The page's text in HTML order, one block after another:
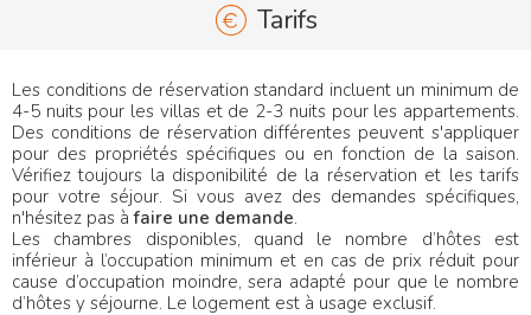
Tarifs
Les conditions de réservation standard incluent un minimum de
4-5 nuits pour les villas et de 2-3 nuits pour les appartements.
Des conditions de réservation différentes peuvent s'appliquer
pour des propriétés spécifiques ou en fonction de la saison.
Vérifiez toujours la disponibilité de la réservation et les tarifs
pour votre séjour. Si vous avez des demandes spécifiques,
n'hésitez pas àfaire une demande.
Les chambres disponibles, quand le nombre d’hôtes est
inférieur à l’occupation minimum et en cas de prix réduit pour
cause d’occupation moindre, sera adapté pour que le nombre
d’hôtes y séjourne. Le logement est à usage exclusif.